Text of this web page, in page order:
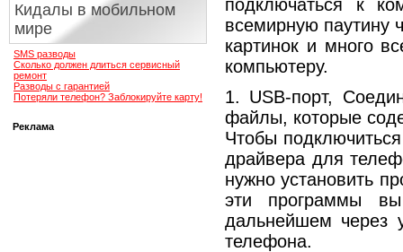
Кидалы в мобильном
мире
SMS разводы
Сколько должен длиться сервисный
ремонт
Разводы с гарантией
Потеряли телефон? Заблокируйте карту!
Реклама
подключаться к
всемирную паутину
картинок и много
компьютеру.
1. USB-порт,
файлы, которые
Чтобы
драйвера для
нужно установить
эти программы
дальнейшем через
телефона.